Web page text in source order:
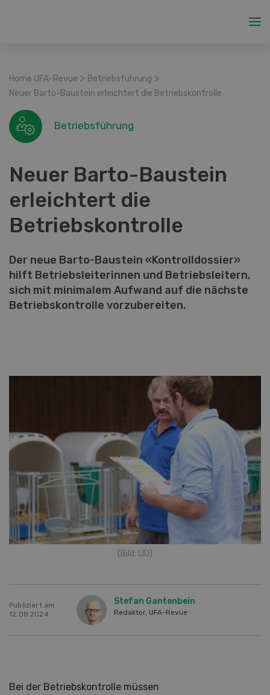
Home UFA-Revue > Betriebsführung >
Neuer Barto-Baustein erleichtert die Betriebskontrolle
Betriebsführung
Neuer Barto-Baustein
erleichtert die
Betriebskontrolle
Der neue Barto-Baustein «Kontrolldossier»
hilft Betriebsleiterinnen und Betriebsleitern,
sich mit minimalem Aufwand auf die nächste
Betriebskontrolle vorzubereiten.
(Bild: LID)
Publiziert am
12.08.2024
Stefan Gantenbein
Redaktor, UFA-Revue
Bei der Betriebskontrolle müssen